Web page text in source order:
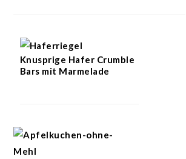
Knusprige Hafer Crumble
Bars mit Marmelade